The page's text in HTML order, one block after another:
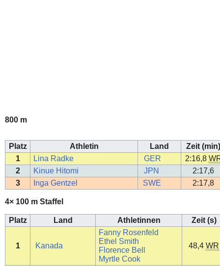
800 m
Platz Athletin Land
Zeit (min)
1
Lina Radke GER 2:16,8
2
Kinue Hitomi JPN
2:17,6
3
Inga Gentzel SWE 2:17,8
4× 100 m Staffel
Platz Land Athletinnen Zeit (s)
1 Kanada
Fanny Rosenfeld
Ethel Smith
Florence Bell
Myrtle Cook
48,4 WR